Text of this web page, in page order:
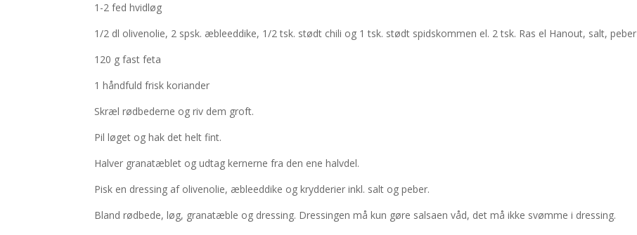
1-2 fed hvidløg
1/2 dl olivenolie, 2 spsk. æbleeddike, 1/2 tsk. stødt chili og 1 tsk. stødt spidskommen el. 2 tsk. Ras el Hanout, salt, peber
120 g fast feta
1 håndfuld frisk koriander
Skræl rødbederne og riv dem groft.
Pil løget og hak det helt fint.
Halver granatæblet og udtag kernerne fra den ene halvdel.
Pisk en dressing af olivenolie, æbleeddike og krydderier inkl. salt og peber.
Bland rødbede, løg, granatæble og dressing. Dressingen må kun gøre salsaen våd, det må ikke svømme i dressing.